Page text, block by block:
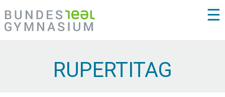
☰
RUPERTITAG